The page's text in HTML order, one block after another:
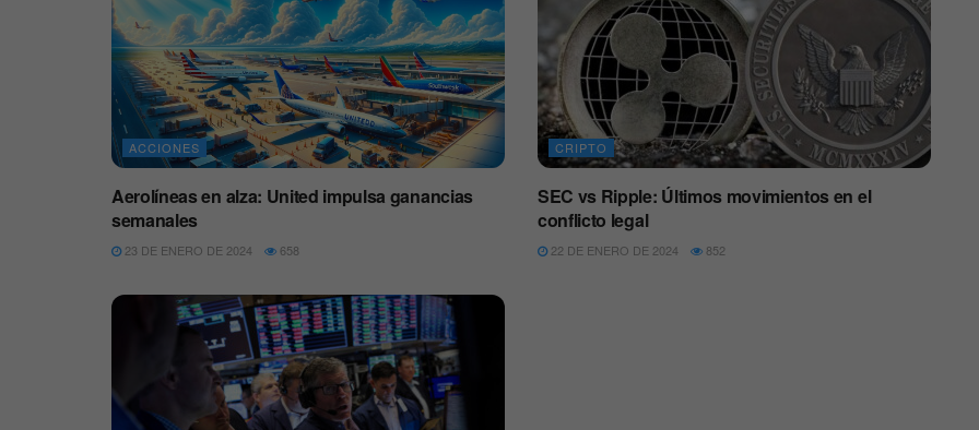
ACCIONES
Aerolíneas en alza: United impulsa ganancias
semanales
23 DE ENERO DE 2024 658
CRIPTO
SEC vs Ripple: Últimos movimientos en el
conflicto legal
22 DE ENERO DE 2024 852